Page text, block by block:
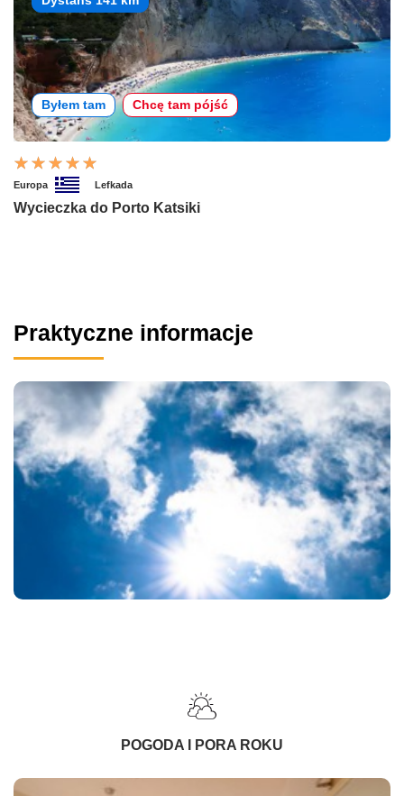
Byłem tam Chcę tam pójść
Europa Lefkada
Wycieczka do Porto Katsiki
Praktyczne informacje
POGODA I PORA ROKU